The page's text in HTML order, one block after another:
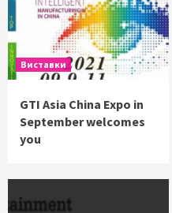
Виставки
GTI Asia China Expo in
September welcomes
you